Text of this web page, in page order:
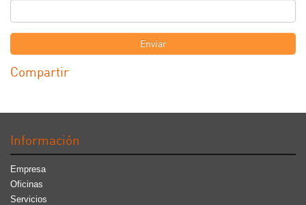
Enviar
Compartir
Información
Empresa
Oficinas
Servicios